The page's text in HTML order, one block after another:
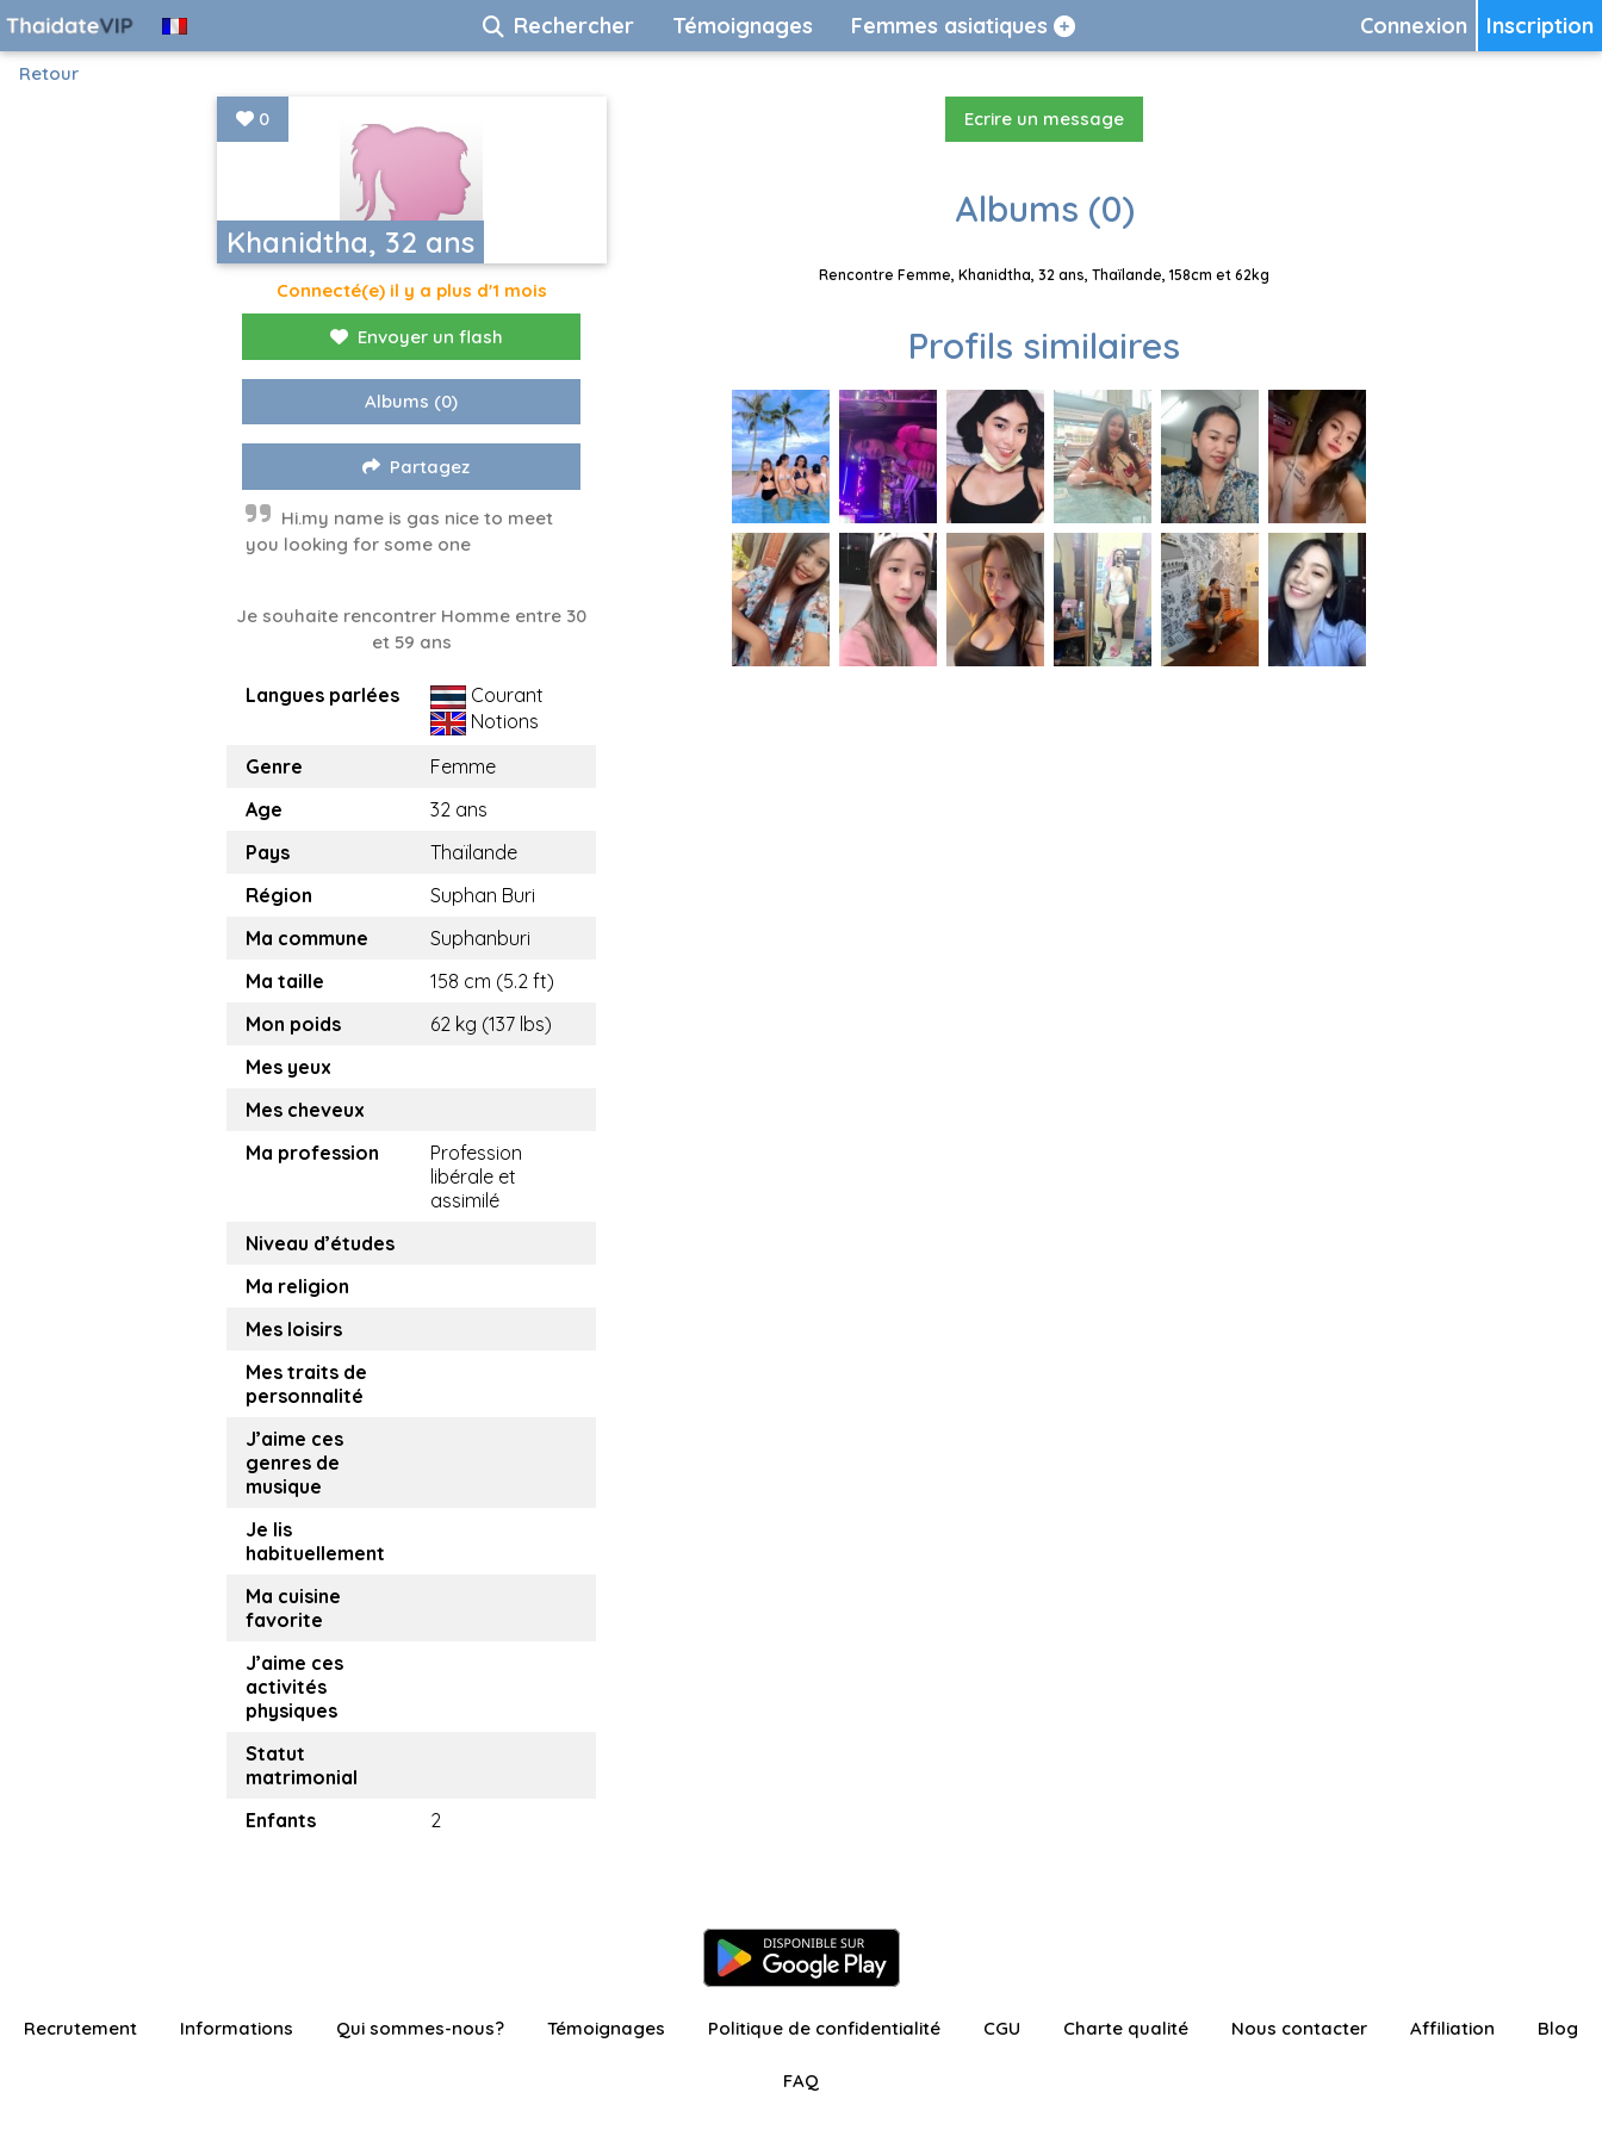
Inscription
Connexion
Rechercher Témoignages Femmes asiatiques
Retour
Khanidtha, 32 ans
0
Connecté(e) il y a plus d'1 mois
Envoyer un flash
Albums (0)
Partagez
Hi.my name is gas nice to meet
you looking for some one
Je souhaite rencontrer Homme entre 30
et 59 ans
Langues parlées
Courant
Notions
Genre
Femme
Age
32 ans
Pays
Thaïlande
Région
Suphan Buri
Ma commune
Suphanburi
Ma taille
158 cm (5.2 ft)
Mon poids
62 kg (137 lbs)
Mes yeux
Mes cheveux
Ma profession
Profession
libérale et
assimilé
Niveau d’études
Ma religion
Mes loisirs
Mes traits de
personnalité
J’aime ces
genres de
musique
Je lis
habituellement
Ma cuisine
favorite
J’aime ces
activités
physiques
Statut
matrimonial
Enfants
2
Ecrire un message
Albums (0)
Rencontre Femme, Khanidtha, 32 ans, Thaïlande, 158cm et 62kg
Profils similaires
Recrutement Informations Qui sommes-nous? Témoignages Politique de confidentialité CGU Charte qualité Nous contacter Affiliation Blog
FAQ